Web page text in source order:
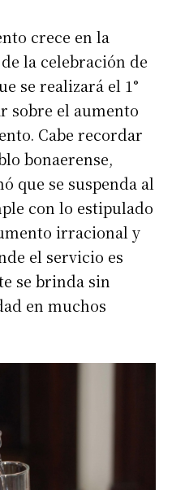
crece en la
la celebración de
se realizará el 1°
sobre el aumento
Cabe recordar
bonaerense,
que se suspenda al
con lo estipulado
irracional y
el servicio es
se brinda sin
en muchos